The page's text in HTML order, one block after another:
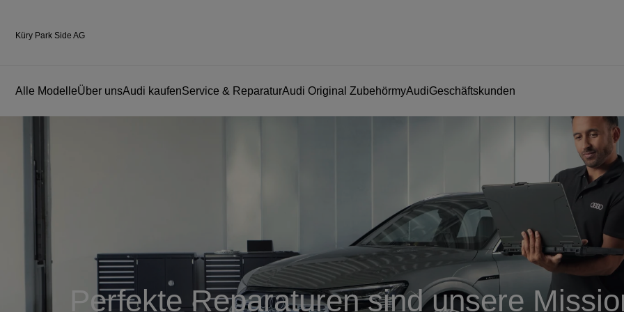
Küry Park Side AG
Alle ModelleÜber unsAudi kaufenService & ReparaturAudi Original ZubehörmyAudiGeschäftskunden
Perfekte Reparaturen sind unsere